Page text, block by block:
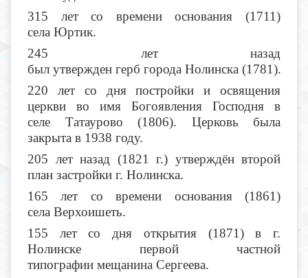
315 лет со времени основания (1711)
села Юртик.
245 лет назад
был утвержден герб города Нолинска (1781).
220 лет со дня постройки и освящения
церкви во имя Богоявления Господня в
селе Татаурово (1806). Церковь была
закрыта в 1938 году.
205 лет назад (1821 г.) утверждён второй
план застройки г. Нолинска.
165 лет со времени основания (1861)
села Верхоишеть.
155 лет со дня открытия (1871) в г.
Нолинске первой частной
типографии мещанина Сергеева.